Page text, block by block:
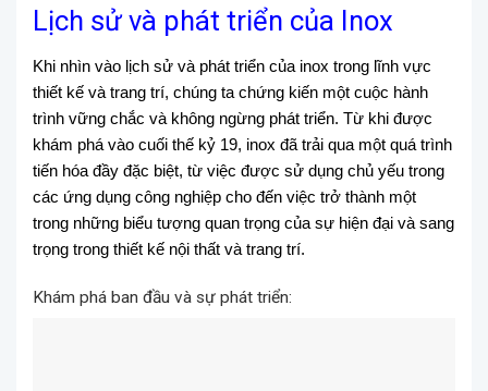
Lịch sử và phát triển của Inox
Khi nhìn vào lịch sử và phát triển của inox trong lĩnh vực
thiết kế và trang trí, chúng ta chứng kiến một cuộc hành
trình vững chắc và không ngừng phát triển. Từ khi được
khám phá vào cuối thế kỷ 19, inox đã trải qua một quá trình
tiến hóa đầy đặc biệt, từ việc được sử dụng chủ yếu trong
các ứng dụng công nghiệp cho đến việc trở thành một
trong những biểu tượng quan trọng của sự hiện đại và sang
trọng trong thiết kế nội thất và trang trí.
Khám phá ban đầu và sự phát triển: